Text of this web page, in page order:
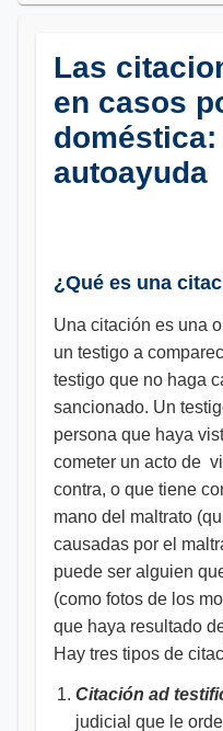
Las
en casos
doméstica:
autoayuda
¿Qué es una
Una citación es una
un testigo a
testigo que no haga
sancionado. Un
persona que haya
cometer un acto de
contra, o que tiene
mano del maltrato
causadas por el
puede ser alguien
(como fotos de los
que haya resultado
Hay tres tipos de
Citación ad
judicial que le